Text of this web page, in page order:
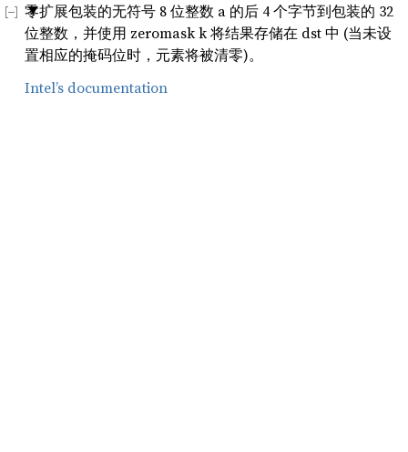
零扩展包装的无符号 8 位整数 a 的后 4 个字节到包装的 32
位整数，并使用 zeromask k 将结果存储在 dst 中 (当未设
置相应的掩码位时，元素将被清零)。
Intel’s documentation